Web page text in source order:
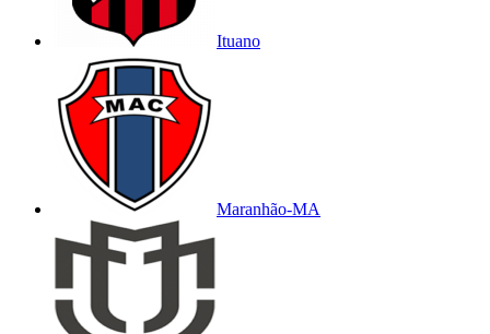
Ituano
Maranhão-MA